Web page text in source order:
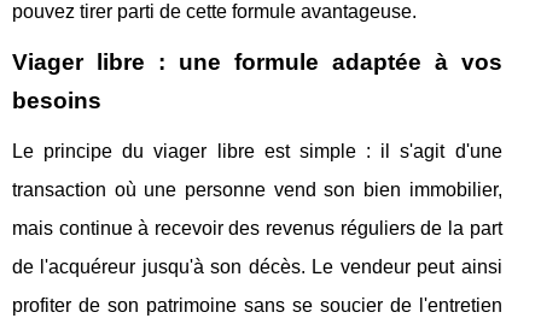
pouvez tirer parti de cette formule avantageuse.
Viager libre : une formule adaptée à vos
besoins
Le principe du viager libre est simple : il s'agit d'une
transaction où une personne vend son bien immobilier,
mais continue à recevoir des revenus réguliers de la part
de l'acquéreur jusqu'à son décès. Le vendeur peut ainsi
profiter de son patrimoine sans se soucier de l'entretien